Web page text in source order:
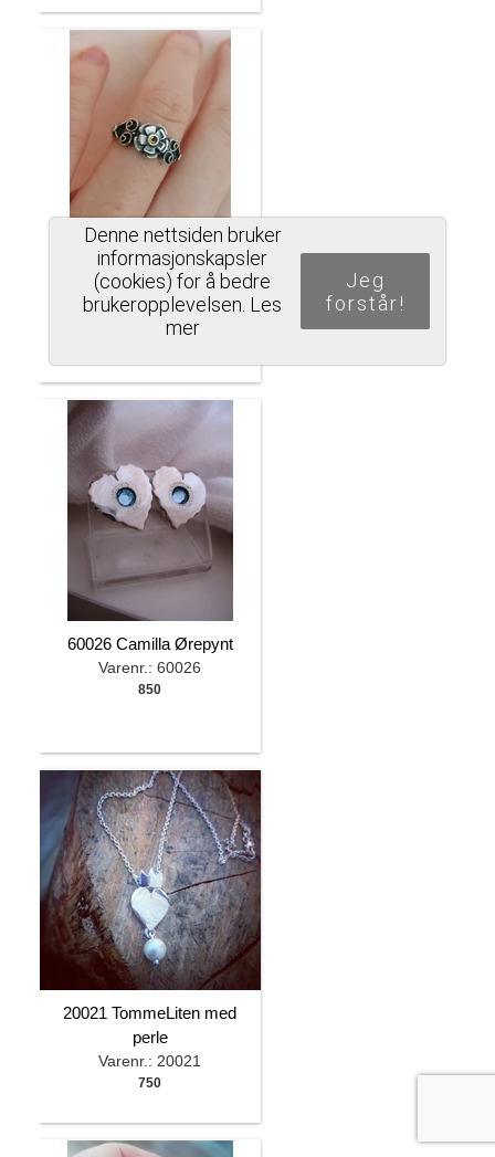
70018str54 ErindRing
ForGlemMegEi
Varenr.: 70018
60026 Camilla Ørepynt
Varenr.: 60026
850
20021 TommeLiten med
perle
Varenr.: 20021
750
Denne nettsiden bruker
informasjonskapsler
(cookies) for å bedre
brukeropplevelsen. Les
mer
Jeg
forstår!